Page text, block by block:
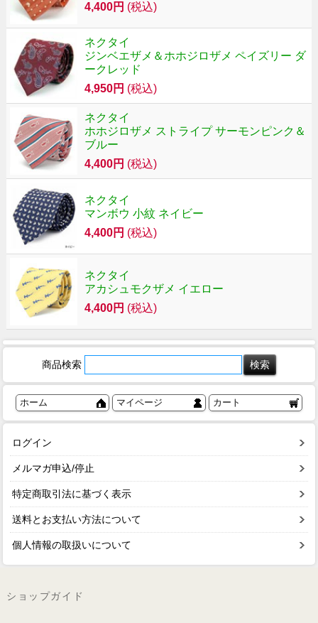
4,400円 (税込)
ネクタイ
ジンベエザメ＆ホホジロザメ ペイズリー ダ
ークレッド
4,950円 (税込)
ネクタイ
ホホジロザメ ストライプ サーモンピンク＆
ブルー
4,400円 (税込)
ネクタイ
マンボウ 小紋 ネイビー
4,400円 (税込)
ネクタイ
アカシュモクザメ イエロー
4,400円 (税込)
商品検索
ホーム マイページ カート
ログイン
メルマガ申込/停止
特定商取引法に基づく表示
送料とお支払い方法について
個人情報の取扱いについて
ショップガイド